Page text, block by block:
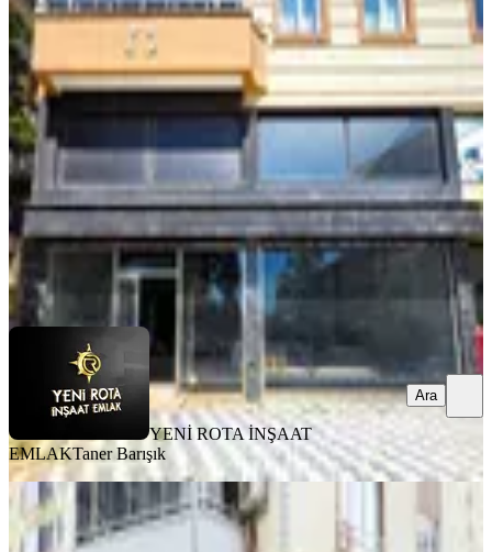
Yeni Rota'dan Merkezi Konumda,
Cadde Üstü 390 M2 Satılık İş Yeri
Onikişubat, Şehit Abdullah Çavuş Mahallesi
1 Oda·391 m²·Düz Giriş (Zemin)·03.08.2026
16.500.000 ₺
YENİ ROTA İNŞAAT EMLAKTaner Barışık
Ara
YENİ ROTA İNŞAAT
EMLAKTaner Barışık
Ara
Çetin Gayrimenkul'den Vadi Mah
70m2 Önü Acık Satılık Dükkan